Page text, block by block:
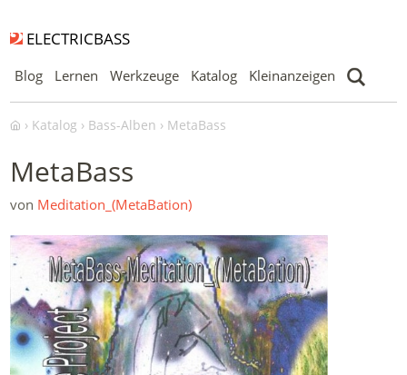
ELECTRICBASS
Blog Lernen Werkzeuge Katalog Kleinanzeigen
Katalog Bass-Alben MetaBass
MetaBass
von Meditation_(MetaBation)